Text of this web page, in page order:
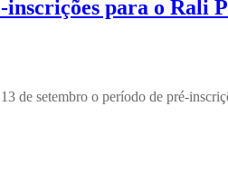
inscrições para o Rali
13 de setembro o período de pré-